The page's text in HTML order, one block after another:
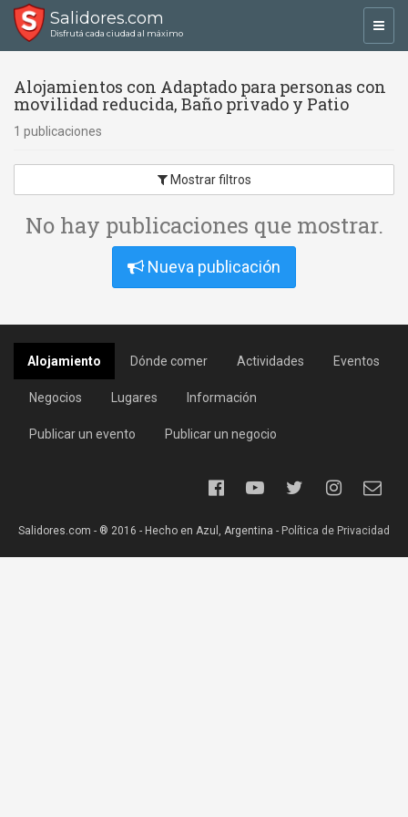
Salidores.com
Disfrutá cada ciudad al máximo
Alojamientos con Adaptado para personas con
movilidad reducida, Baño privado y Patio
1 publicaciones
Mostrar filtros
No hay publicaciones que mostrar.
Nueva publicación
Alojamiento Dónde comer Actividades Eventos
Negocios Lugares Información
Publicar un evento Publicar un negocio
Salidores.com - ® 2016 - Hecho en Azul, Argentina - Política de Privacidad